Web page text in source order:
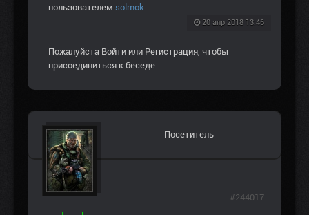
пользователем solmok.
20 апр 2018 13:46
Пожалуйста Войти или Регистрация, чтобы
присоединиться к беседе.
Посетитель
#244017